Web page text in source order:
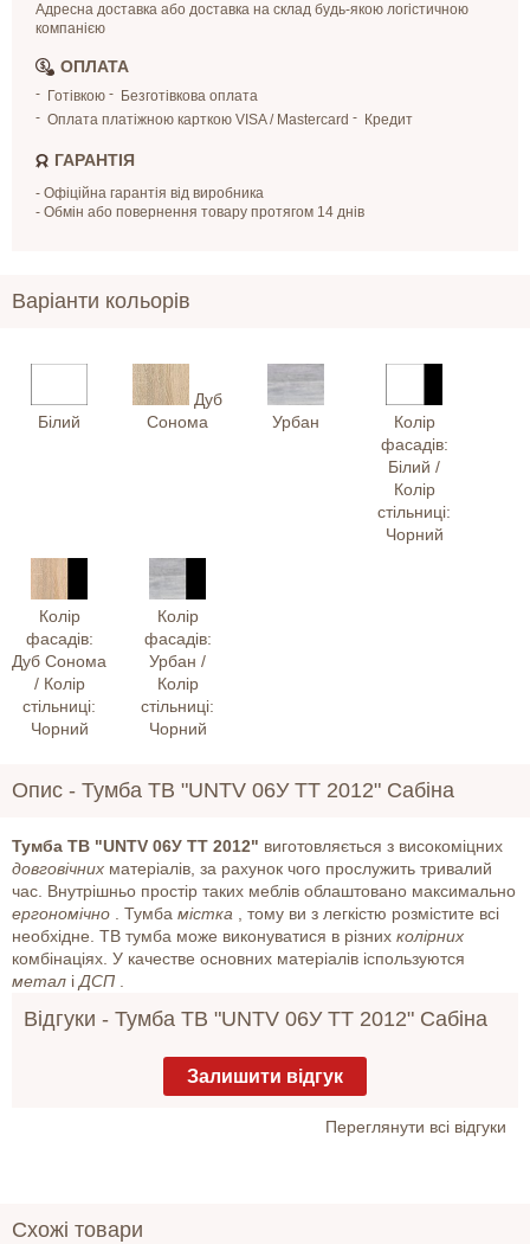
Адресна доставка або доставка на склад будь-якою логістичною
компанією
ОПЛАТА
Готівкою
Безготівкова оплата
Оплата платіжною карткою VISA / Mastercard
Кредит
ГАРАНТІЯ
- Офіційна гарантія від виробника
- Обмін або повернення товару протягом 14 днів
Варіанти кольорів
Білий
Дуб
Сонома
Урбан
Колір
фасадів:
Білий /
Колір
стільниці:
Чорний
Колір
фасадів:
Дуб Сонома
/ Колір
стільниці:
Чорний
Колір
фасадів:
Урбан /
Колір
стільниці:
Чорний
Опис - Тумба ТВ "UNTV 06У TT 2012" Сабіна
Тумба ТВ "UNTV 06У TT 2012" виготовляється з високоміцних
довговічних матеріалів, за рахунок чого прослужить тривалий
час. Внутрішньо простір таких меблів облаштовано максимально
ергономічно
. Тумба містка
, тому ви з легкістю розмістите всі
необхідне. ТВ тумба може виконуватися в різних колірних
комбінаціях. У качеcтве основних матеріалів іспользуютcя
метал і ДСП
Відгуки - Тумба ТВ "UNTV 06У TT 2012" Сабіна
Залишити відгук
Переглянути всі відгуки
Схожі товари